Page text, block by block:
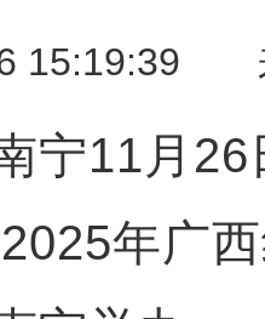
15:19:39
11月26
年广